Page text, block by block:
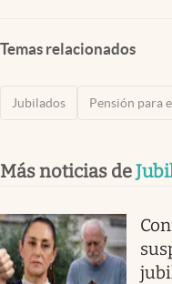
Temas relacionados
Jubilados Pensión para
Más noticias de